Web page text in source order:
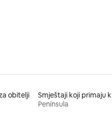
obitelji
Península